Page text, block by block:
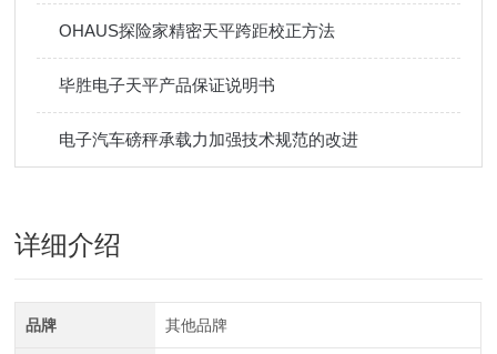
OHAUS探险家精密天平跨距校正方法
毕胜电子天平产品保证说明书
电子汽车磅秤承载力加强技术规范的改进
详细介绍
品牌 其他品牌